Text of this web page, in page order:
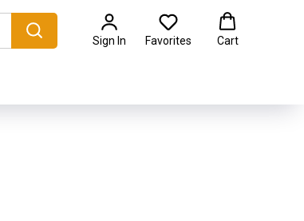
Sign In Favorites Cart